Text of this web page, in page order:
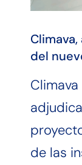
del
de las